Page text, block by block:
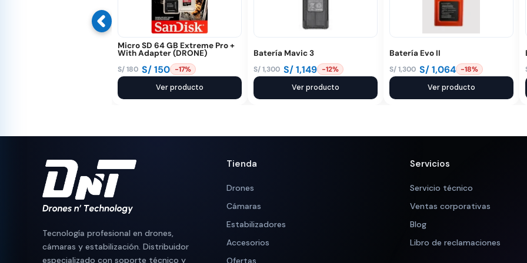
Micro SD 64 GB Extreme Pro +
With Adapter (DRONE)
S/180
El
original
S/150
El
actual
-17%
Ver producto
Batería Mavic 3
S/1,300
El
original
S/1,149
El
actual
-12%
Ver producto
Batería Evo II
S/1,300
El
original
S/1,064
El
actual
-18%
Ver producto
Tecnología profesional en drones,
cámaras y estabilización. Distribuidor
especializado con soporte técnico y
Tienda
Drones
Cámaras
Estabilizadores
Accesorios
Ofertas
Servicios
Servicio técnico
Ventas corporativas
Blog
Libro de reclamaciones